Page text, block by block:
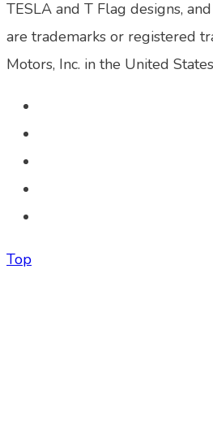
TESLA and T Flag designs,
are trademarks or registered
Motors, Inc. in the United
Top